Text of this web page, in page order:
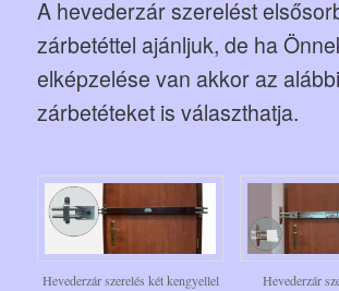
A hevederzár szerelést
zárbetéttel ajánljuk, de ha
elképzelése van akkor az alábbi
zárbetéteket is választhatja.
Hevederzár szerelés két kengyellel
Hevederzár